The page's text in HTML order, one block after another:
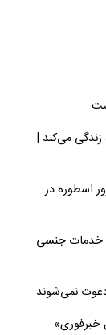
می‌کند |
اسطوره در
خدمات جنسی
خبرفوری»